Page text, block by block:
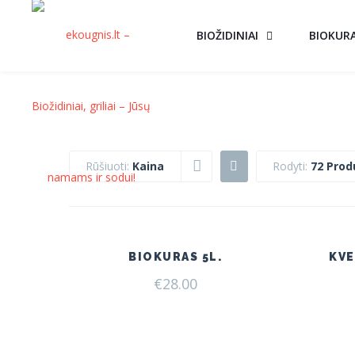
BIOŽIDINIAI
Rūšiuoti: Kaina Rodyti: 72
BIOKURAS 5L.
€28.00